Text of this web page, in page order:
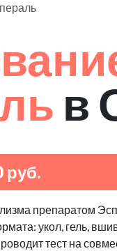
в
руб.
препаратом
укол, гель,
тест на